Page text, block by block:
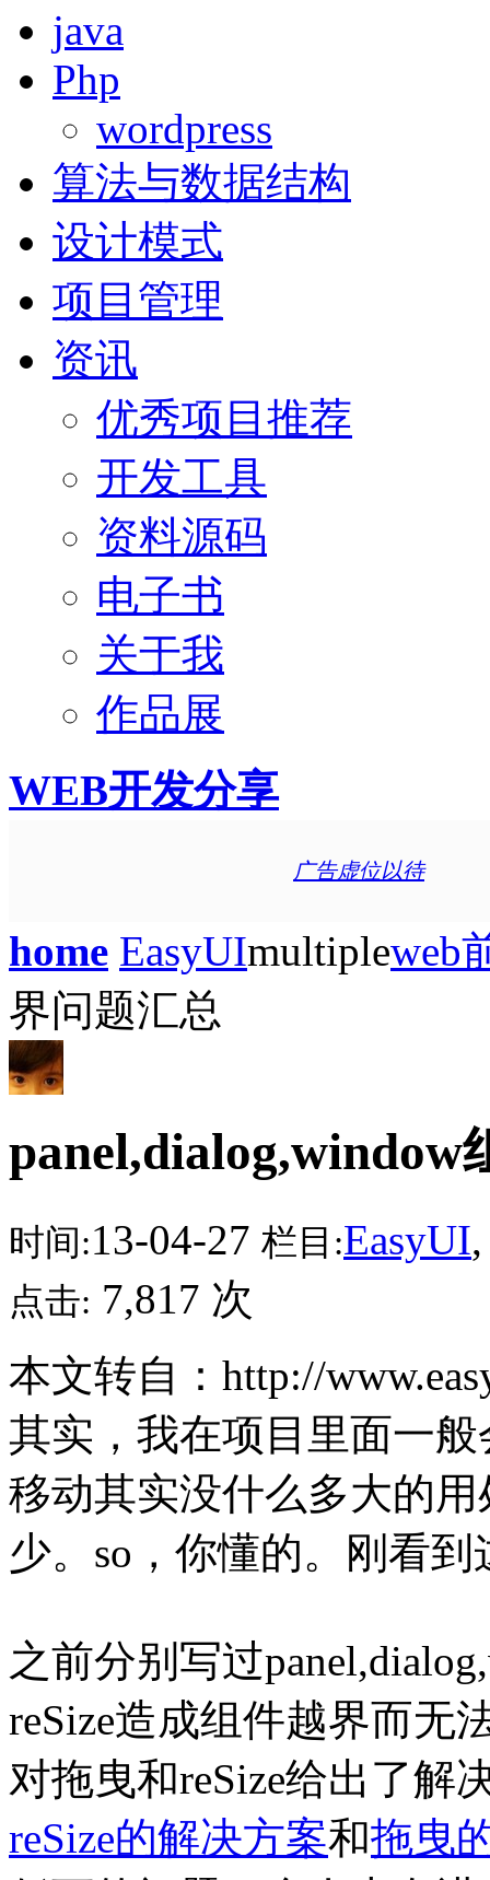
java
Php
wordpress
算法与数据结构
设计模式
项目管理
资讯
优秀项目推荐
开发工具
资料源码
电子书
关于我
作品展
WEB开发分享
广告虚位以待
home EasyUImultipleweb
界问题汇总
panel,dialog,window
时间:13-04-27 栏目:EasyUI
点击: 7,817 次
本文转自：http://
其实，我在项目里面一般
移动其实没什么多大的
少。so，你懂的。刚看
之前分别写过
reSize造成组件越界而无
对拖曳和reSize给出了解
reSize的解决方案和拖曳